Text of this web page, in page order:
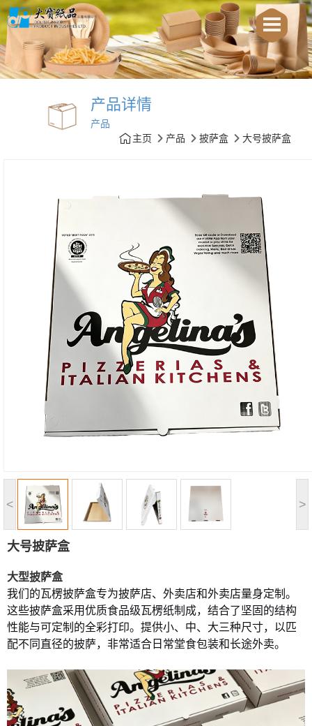
产品详情
产品
主页
产品 披萨盒 大号披萨盒
< >
大号披萨盒
大型披萨盒
我们的瓦楞披萨盒专为披萨店、外卖店和外卖店量身定制。
这些披萨盒采用优质食品级瓦楞纸制成，结合了坚固的结构
性能与可定制的全彩打印。提供小、中、大三种尺寸，以匹
配不同直径的披萨，非常适合日常堂食包装和长途外卖。